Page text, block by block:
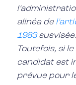
alinéa de
1983susvisée.
Toutefois, si
candidat est
prévue pour